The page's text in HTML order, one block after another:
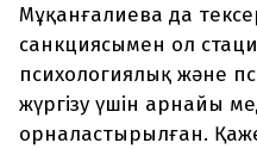
Мұқанғалиева да
санкциясымен ол
психологиялық және
жүргізу үшін арнайы
орналастырылған.